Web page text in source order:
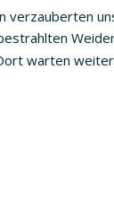
verzauberten
warten